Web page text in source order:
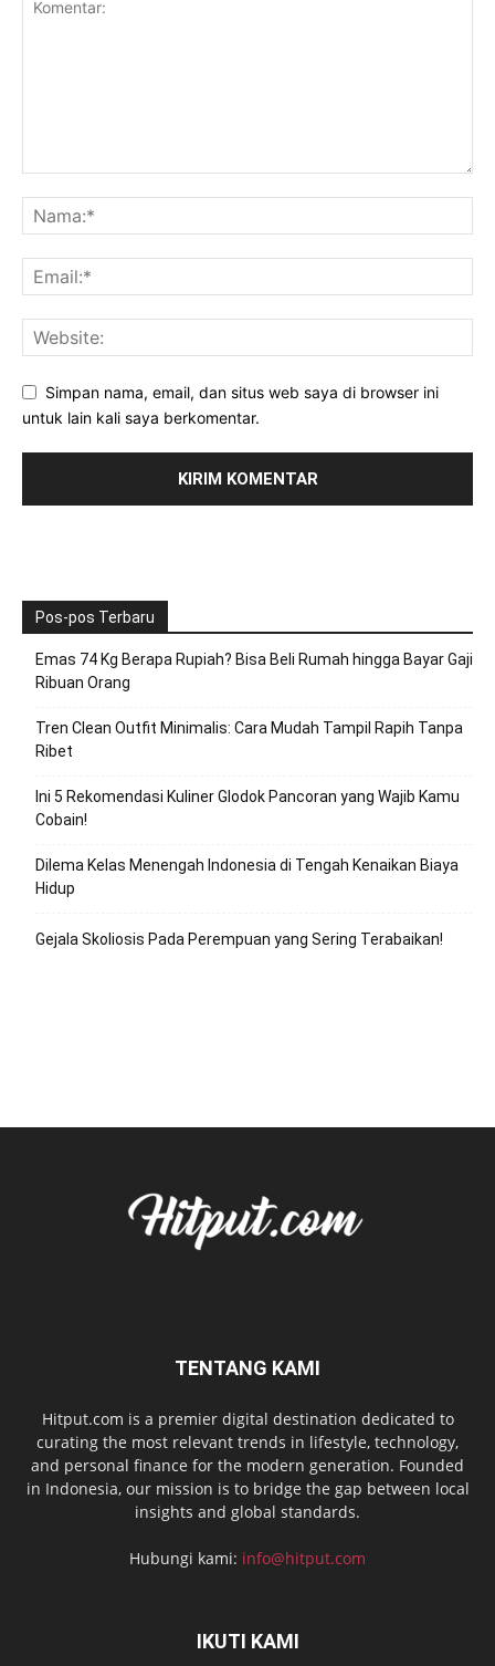
Simpan nama, email, dan situs web saya di browser ini
untuk lain kali saya berkomentar.
Pos-pos Terbaru
Emas 74 Kg Berapa Rupiah? Bisa Beli Rumah hingga Bayar Gaji
Ribuan Orang
Tren Clean Outfit Minimalis: Cara Mudah Tampil Rapih Tanpa
Ribet
Ini 5 Rekomendasi Kuliner Glodok Pancoran yang Wajib Kamu
Cobain!
Dilema Kelas Menengah Indonesia di Tengah Kenaikan Biaya
Hidup
Gejala Skoliosis Pada Perempuan yang Sering Terabaikan!
TENTANG KAMI
Hitput.com is a premier digital destination dedicated to
curating the most relevant trends in lifestyle, technology,
and personal finance for the modern generation. Founded
in Indonesia, our mission is to bridge the gap between local
insights and global standards.
Hubungi kami: info@hitput.com
IKUTI KAMI